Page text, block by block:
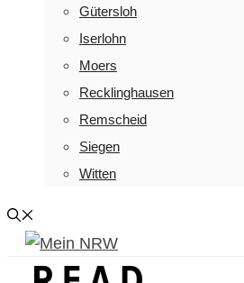
Gütersloh
Iserlohn
Moers
Recklinghausen
Remscheid
Siegen
Witten